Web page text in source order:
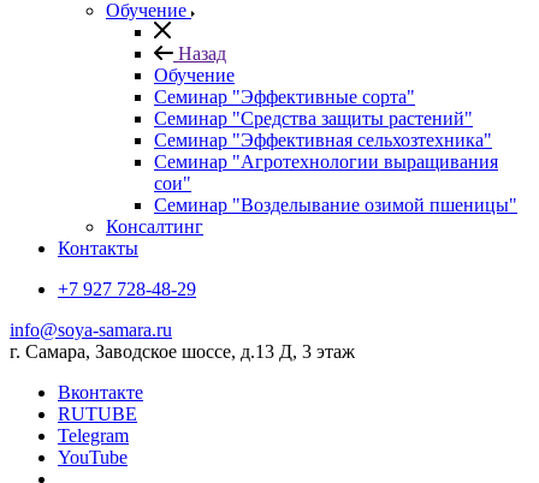
Обучение
Назад
Обучение
Семинар "Эффективные сорта"
Семинар "Средства защиты растений"
Семинар "Эффективная сельхозтехника"
Семинар "Агротехнологии выращивания
сои"
Семинар "Возделывание озимой пшеницы"
Консалтинг
Контакты
+7 927 728-48-29
info@soya-samara.ru
г. Самара, Заводское шоссе, д.13 Д, 3 этаж
Вконтакте
RUTUBE
Telegram
YouTube